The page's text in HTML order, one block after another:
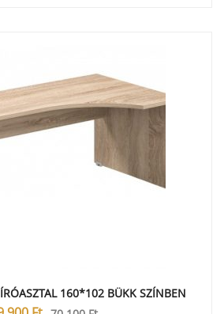
160*102 BÜKK SZÍNBEN